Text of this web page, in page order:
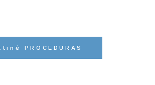
PROCEDŪRAS